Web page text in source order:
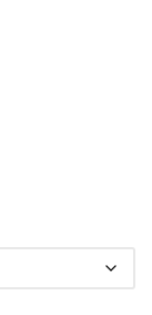
€.
30,00 €.